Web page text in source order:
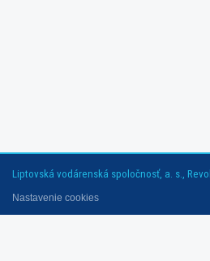
Liptovská vodárenská spoločnosť, a. s.,
Nastavenie cookies